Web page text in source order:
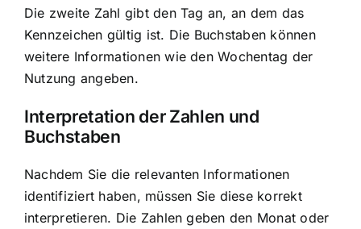
Die zweite Zahl gibt den Tag an, an dem das
Kennzeichen gültig ist. Die Buchstaben können
weitere Informationen wie den Wochentag der
Nutzung angeben.
Interpretation der Zahlen und
Buchstaben
Nachdem Sie die relevanten Informationen
identifiziert haben, müssen Sie diese korrekt
interpretieren. Die Zahlen geben den Monat oder